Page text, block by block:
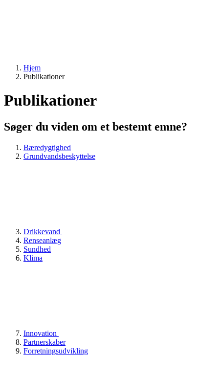
Hjem
Publikationer
Publikationer
Søger du viden om et bestemt emne?
Bæredygtighed
Grundvandsbeskyttelse
Drikkevand
Renseanlæg
Sundhed
Klima
Innovation
Partnerskaber
Forretningsudvikling